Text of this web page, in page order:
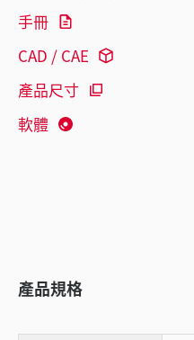
手冊
CAD / CAE
產品尺寸
軟體
產品規格